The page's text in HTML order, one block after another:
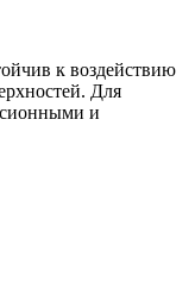
к воздействию
Для
и